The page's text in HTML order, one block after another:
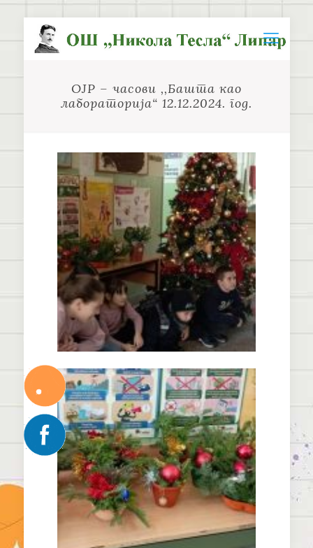
ОЈР – часови ,,Башта као
лабораторија“ 12.12.2024. год.